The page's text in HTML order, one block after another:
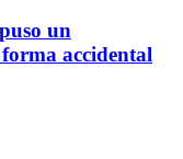
un
accidental